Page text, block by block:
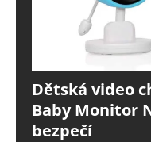
Dětská video
Baby Monitor
bezpečí